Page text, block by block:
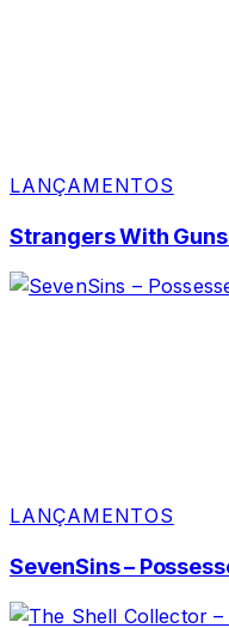
LANÇAMENTOS
Strangers With
LANÇAMENTOS
SevenSins –